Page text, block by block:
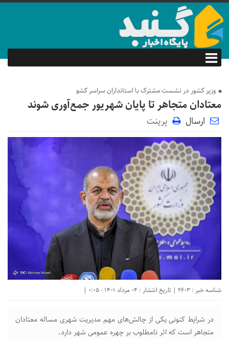
وزیر کشور در نشست مشترک با استانداران سراسر کشو
معتادان متجاهر تا پایان شهریور جمع‌آوری شوند
ارسال پرینت
شناسه خبر : 2603 | تاریخ انتشار : 04 مرداد 1401 - 0:05 |
در شرایط کنونی یکی از چالش‌های مهم مدیریت شهری مساله معتادان
متجاهر است که اثر نامطلوب بر چهره عمومی شهر دارد.